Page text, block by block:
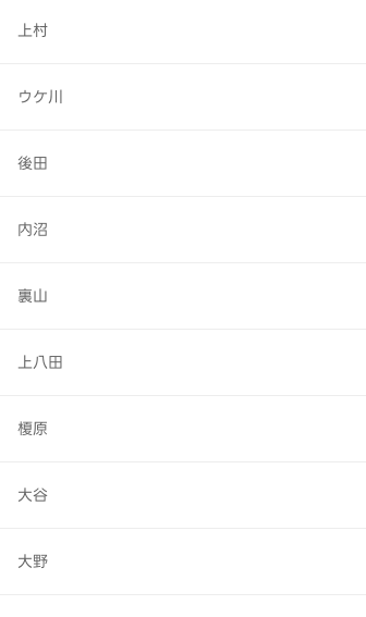
上村
ウケ川
後田
内沼
裏山
上八田
榎原
大谷
大野